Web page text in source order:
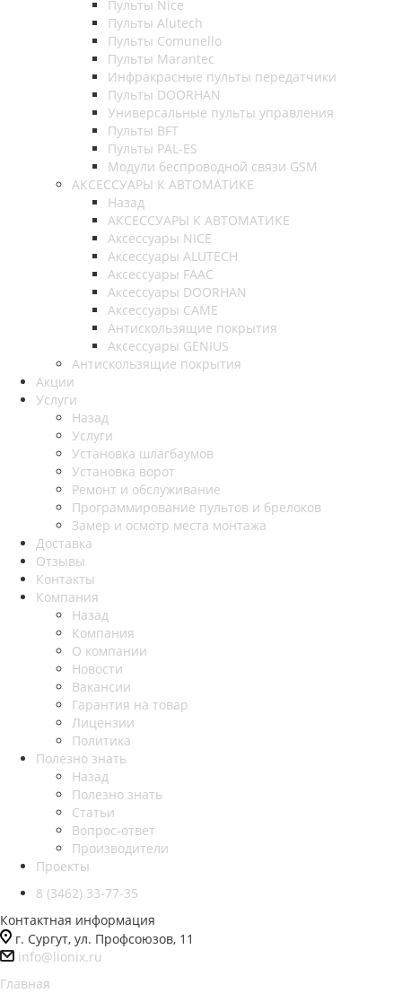
Пульты Nice
Пульты Alutech
Пульты Сomunello
Пульты Marantec
Инфракрасные пульты передатчики
Пульты DOORHAN
Универсальные пульты управления
Пульты BFT
Пульты PAL-ES
Модули беспроводной связи GSM
АКСЕССУАРЫ К АВТОМАТИКЕ
Назад
АКСЕССУАРЫ К АВТОМАТИКЕ
Аксессуары NICE
Аксессуары ALUTECH
Аксессуары FAAC
Аксессуары DOORHAN
Аксессуары CAME
Антискользящие покрытия
Аксессуары GENIUS
Антискользящие покрытия
Акции
Услуги
Назад
Услуги
Установка шлагбаумов
Установка ворот
Ремонт и обслуживание
Программирование пультов и брелоков
Замер и осмотр места монтажа
Доставка
Отзывы
Контакты
Компания
Назад
Компания
О компании
Новости
Вакансии
Гарантия на товар
Лицензии
Политика
Полезно знать
Назад
Полезно знать
Статьи
Вопрос-ответ
Производители
Проекты
8 (3462) 33-77-35
Контактная информация
г. Сургут, ул. Профсоюзов, 11
info@lionix.ru
Главная